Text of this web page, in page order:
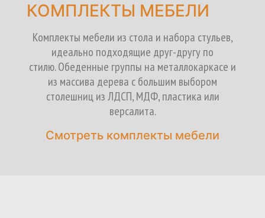
КОМПЛЕКТЫ МЕБЕЛИ
Комплекты мебели из стола и набора стульев,
идеально подходящие друг-другу по
стилю. Обеденные группы на металлокаркасе и
из массива дерева с большим выбором
столешниц из ЛДСП, МДФ, пластика или
версалита.
Смотреть комплекты мебели